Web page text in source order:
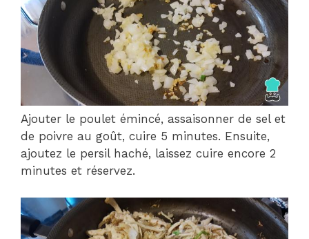
Ajouter le poulet émincé, assaisonner de sel et
de poivre au goût, cuire 5 minutes. Ensuite,
ajoutez le persil haché, laissez cuire encore 2
minutes et réservez.